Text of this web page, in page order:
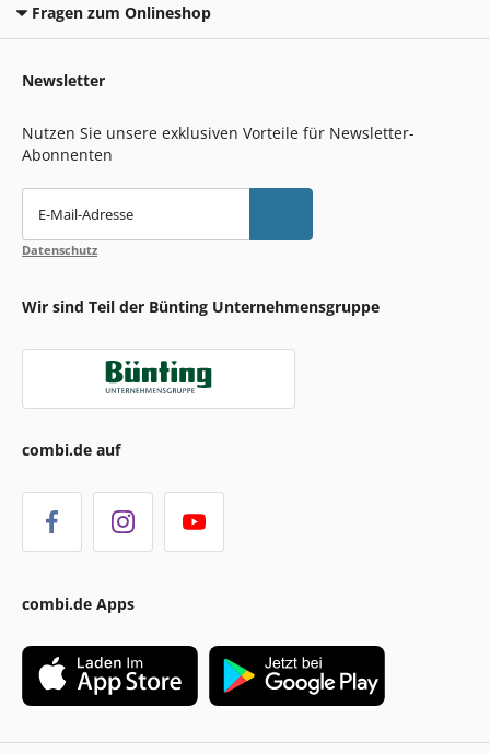
Fragen zum Onlineshop
Newsletter
Nutzen Sie unsere exklusiven Vorteile für Newsletter-
Abonnenten
E-Mail-Adresse
Datenschutz
Wir sind Teil der Bünting Unternehmensgruppe
combi.de auf
combi.de Apps